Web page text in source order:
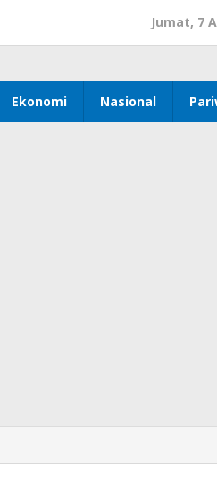
Jumat, 7
Ekonomi Nasional